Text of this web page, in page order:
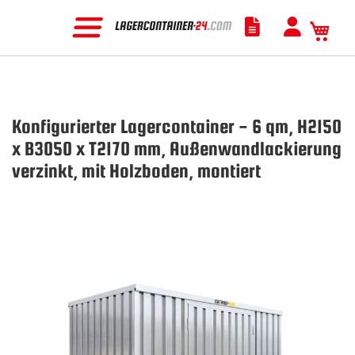
Konfigurierter Lagercontainer - 6 qm, H2150
x B3050 x T2170 mm, Außenwandlackierung
verzinkt, mit Holzboden, montiert